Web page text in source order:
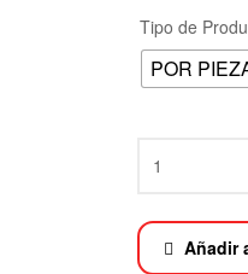
Tipo de
POR
Añadir